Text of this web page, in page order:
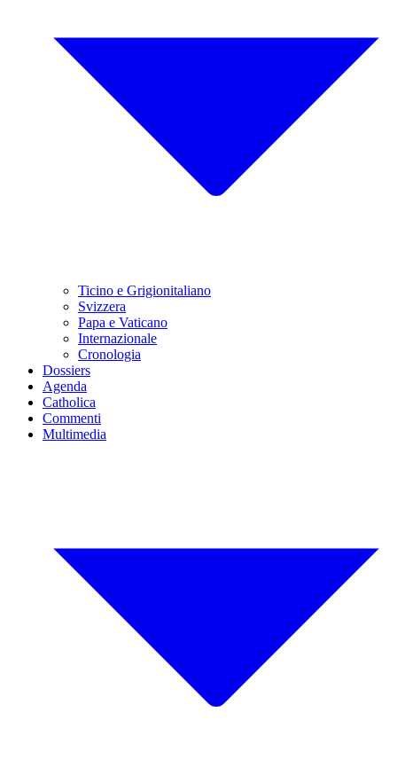
Ticino e Grigionitaliano
Svizzera
Papa e Vaticano
Internazionale
Cronologia
Dossiers
Agenda
Catholica
Commenti
Multimedia